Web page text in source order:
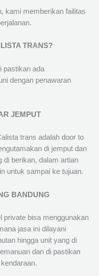
kami memberikan failitas
TRANS?
pastikan ada
dengan penawaran
JEMPUT
trans adalah door to
di jemput dan
di berikan, dalam artian
untuk sampai ke tujuan.
BANDUNG
private bisa menggunakan
jasa ini dilayani
hingga unit yang di
dan di pastikan